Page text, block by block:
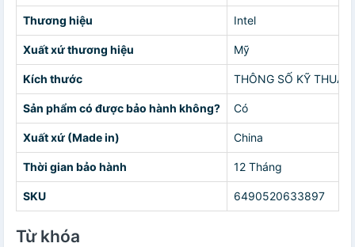
Thương hiệu Intel
Xuất xứ thương hiệu Mỹ
Kích thước THÔNG SỐ KỸ
Sản phẩm có được bảo hành không? Có
Xuất xứ (Made in) China
Thời gian bảo hành 12 Tháng
SKU 6490520633897
Từ khóa